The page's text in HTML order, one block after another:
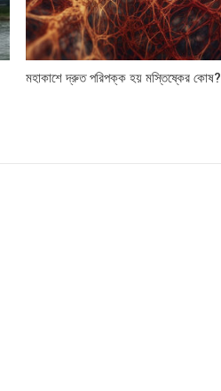
মহাকাশে দ্রুত পরিপক্ক হয় মস্তিষ্কের কোষ?